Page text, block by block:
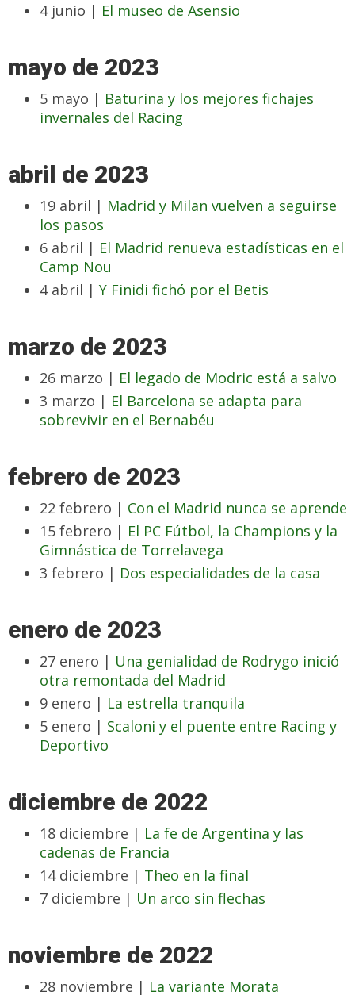
4 junio | El museo de Asensio
mayo de 2023
5 mayo | Baturina y los mejores fichajes
invernales del Racing
abril de 2023
19 abril | Madrid y Milan vuelven a seguirse
los pasos
6 abril | El Madrid renueva estadísticas en el
Camp Nou
4 abril | Y Finidi fichó por el Betis
marzo de 2023
26 marzo | El legado de Modric está a salvo
3 marzo | El Barcelona se adapta para
sobrevivir en el Bernabéu
febrero de 2023
22 febrero | Con el Madrid nunca se aprende
15 febrero | El PC Fútbol, la Champions y la
Gimnástica de Torrelavega
3 febrero | Dos especialidades de la casa
enero de 2023
27 enero | Una genialidad de Rodrygo inició
otra remontada del Madrid
9 enero | La estrella tranquila
5 enero | Scaloni y el puente entre Racing y
Deportivo
diciembre de 2022
18 diciembre | La fe de Argentina y las
cadenas de Francia
14 diciembre | Theo en la final
7 diciembre | Un arco sin flechas
noviembre de 2022
28 noviembre | La variante Morata